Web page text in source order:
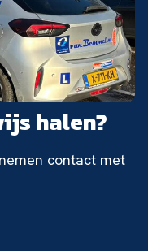
halen?
contact met